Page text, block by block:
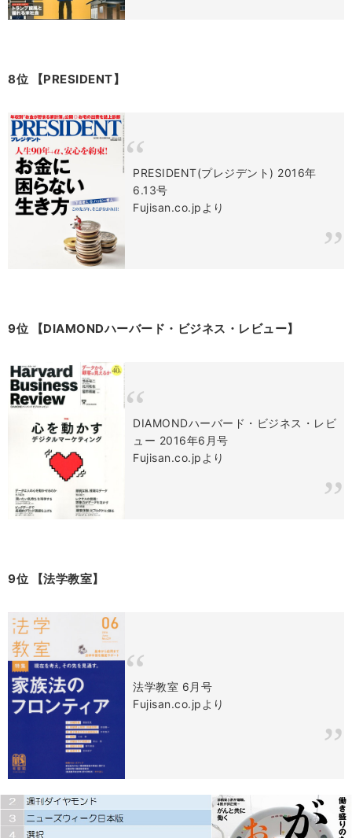
8位 【PRESIDENT】
PRESIDENT(プレジデント) 2016年
6.13号
Fujisan.co.jpより
9位 【DIAMONDハーバード・ビジネス・レビュー】
DIAMONDハーバード・ビジネス・レビ
ュー 2016年6月号
Fujisan.co.jpより
9位 【法学教室】
法学教室 6月号
Fujisan.co.jpより